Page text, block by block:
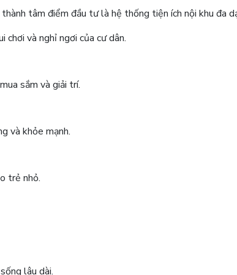
tâm điểm đầu tư là hệ thống tiện ích nội khu đa
chơi và nghỉ ngơi của cư dân.
sắm và giải trí.
và khỏe mạnh.
trẻ nhỏ.
lâu dài.